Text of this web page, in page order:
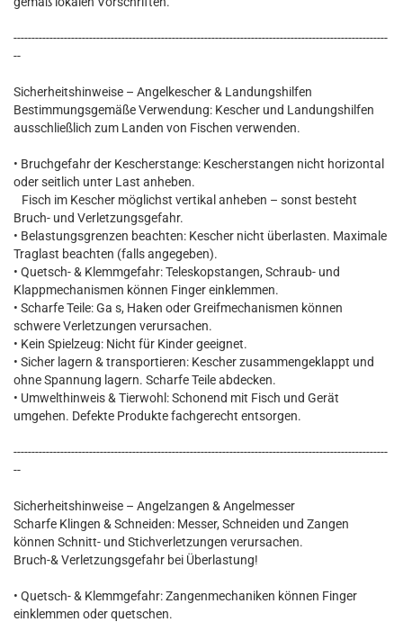
--------------------------------------------------------------------------------------------------------
--
Sicherheitshinweise – Angelkescher & Landungshilfen
Bestimmungsgemäße Verwendung: Kescher und Landungshilfen
ausschließlich zum Landen von Fischen verwenden.
• Bruchgefahr der Kescherstange: Kescherstangen nicht horizontal
oder seitlich unter Last anheben.
Fisch im Kescher möglichst vertikal anheben – sonst besteht
Bruch- und Verletzungsgefahr.
• Belastungsgrenzen beachten: Kescher nicht überlasten. Maximale
Traglast beachten (falls angegeben).
• Quetsch- & Klemmgefahr: Teleskopstangen, Schraub- und
Klappmechanismen können Finger einklemmen.
• Scharfe Teile: Ga s, Haken oder Greifmechanismen können
schwere Verletzungen verursachen.
• Kein Spielzeug: Nicht für Kinder geeignet.
• Sicher lagern & transportieren: Kescher zusammengeklappt und
ohne Spannung lagern. Scharfe Teile abdecken.
• Umwelthinweis & Tierwohl: Schonend mit Fisch und Gerät
umgehen. Defekte Produkte fachgerecht entsorgen.
--------------------------------------------------------------------------------------------------------
--
Sicherheitshinweise – Angelzangen & Angelmesser
Scharfe Klingen & Schneiden: Messer, Schneiden und Zangen
können Schnitt- und Stichverletzungen verursachen.
Bruch-& Verletzungsgefahr bei Überlastung!
• Quetsch- & Klemmgefahr: Zangenmechaniken können Finger
einklemmen oder quetschen.